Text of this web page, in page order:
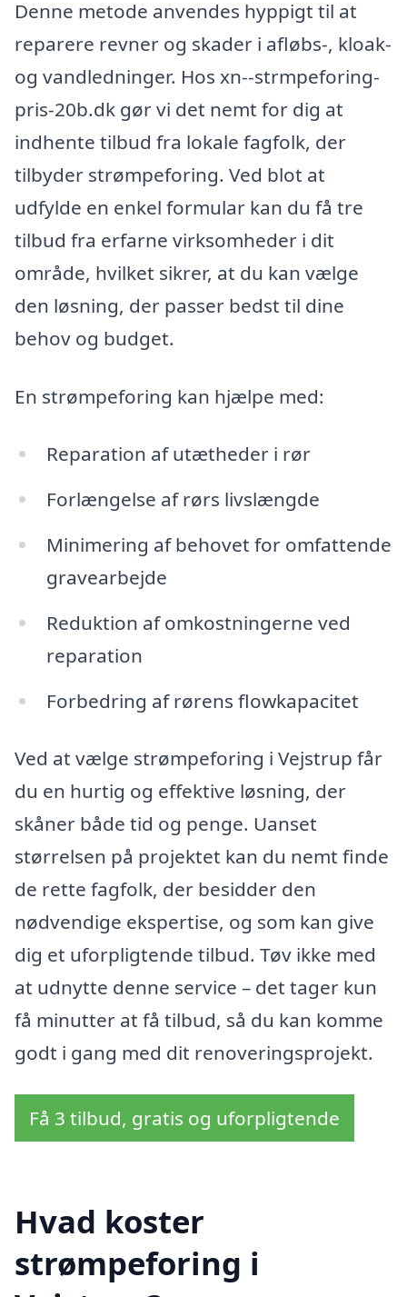
Denne metode anvendes hyppigt til at
reparere revner og skader i afløbs-, kloak-
og vandledninger. Hos xn--strmpeforing-
pris-20b.dk gør vi det nemt for dig at
indhente tilbud fra lokale fagfolk, der
tilbyder strømpeforing. Ved blot at
udfylde en enkel formular kan du få tre
tilbud fra erfarne virksomheder i dit
område, hvilket sikrer, at du kan vælge
den løsning, der passer bedst til dine
behov og budget.
En strømpeforing kan hjælpe med:
Reparation af utætheder i rør
Forlængelse af rørs livslængde
Minimering af behovet for omfattende
gravearbejde
Reduktion af omkostningerne ved
reparation
Forbedring af rørens flowkapacitet
Ved at vælge strømpeforing i Vejstrup får
du en hurtig og effektive løsning, der
skåner både tid og penge. Uanset
størrelsen på projektet kan du nemt finde
de rette fagfolk, der besidder den
nødvendige ekspertise, og som kan give
dig et uforpligtende tilbud. Tøv ikke med
at udnytte denne service – det tager kun
få minutter at få tilbud, så du kan komme
godt i gang med dit renoveringsprojekt.
Få 3 tilbud, gratis og uforpligtende
Hvad koster
strømpeforing i